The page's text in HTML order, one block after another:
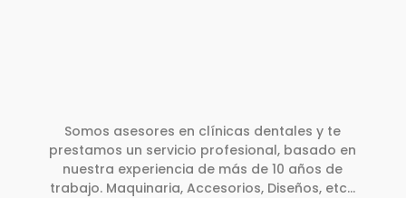
Somos asesores en clínicas dentales y te
prestamos un servicio profesional, basado en
nuestra experiencia de más de 10 años de
trabajo. Maquinaria, Accesorios, Diseños, etc…